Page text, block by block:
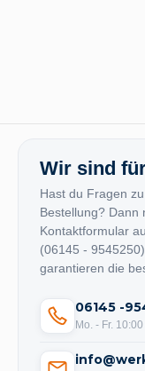
Wir sind
Hast du Fragen
Bestellung? Dann
Kontaktformular
(06145 -
garantieren die
06145 -
Mo. - Fr.